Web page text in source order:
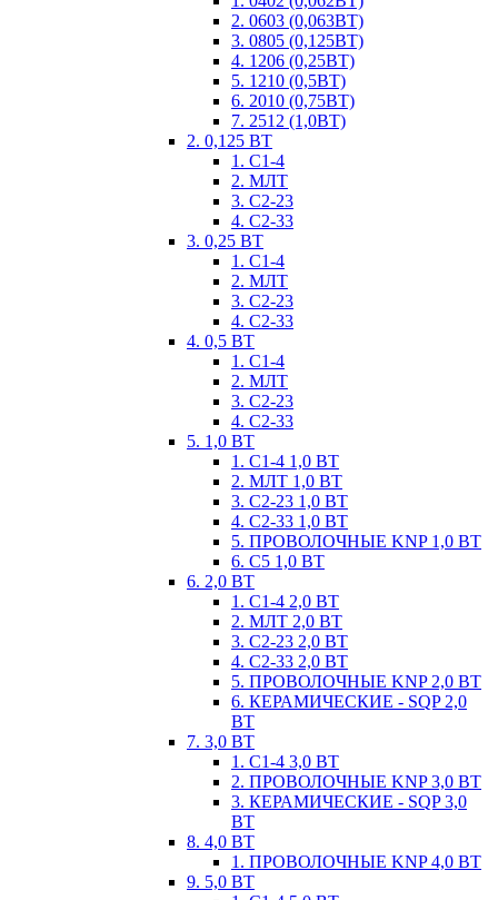
2. 0603 (0,063ВТ)
3. 0805 (0,125ВТ)
4. 1206 (0,25ВТ)
5. 1210 (0,5ВТ)
6. 2010 (0,75ВТ)
7. 2512 (1,0ВТ)
2. 0,125 ВТ
1. С1-4
2. МЛТ
3. С2-23
4. С2-33
3. 0,25 ВТ
1. С1-4
2. МЛТ
3. С2-23
4. С2-33
4. 0,5 ВТ
1. С1-4
2. МЛТ
3. С2-23
4. С2-33
5. 1,0 ВТ
1. С1-4 1,0 ВТ
2. МЛТ 1,0 ВТ
3. С2-23 1,0 ВТ
4. С2-33 1,0 ВТ
5. ПРОВОЛОЧНЫЕ KNP 1,0 ВТ
6. С5 1,0 ВТ
6. 2,0 ВТ
1. С1-4 2,0 ВТ
2. МЛТ 2,0 ВТ
3. С2-23 2,0 ВТ
4. С2-33 2,0 ВТ
5. ПРОВОЛОЧНЫЕ KNP 2,0 ВТ
6. КЕРАМИЧЕСКИЕ - SQP 2,0
ВТ
7. 3,0 ВТ
1. С1-4 3,0 ВТ
2. ПРОВОЛОЧНЫЕ KNP 3,0 ВТ
3. КЕРАМИЧЕСКИЕ - SQP 3,0
ВТ
8. 4,0 ВТ
1. ПРОВОЛОЧНЫЕ KNP 4,0 ВТ
9. 5,0 ВТ